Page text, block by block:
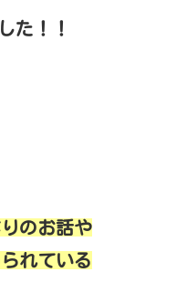
た！！
のお話や
れている